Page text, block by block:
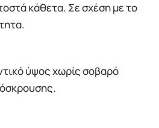
κάθετα. Σε σχέση με το
ύψος χωρίς σοβαρό